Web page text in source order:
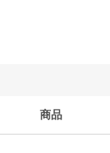
商品